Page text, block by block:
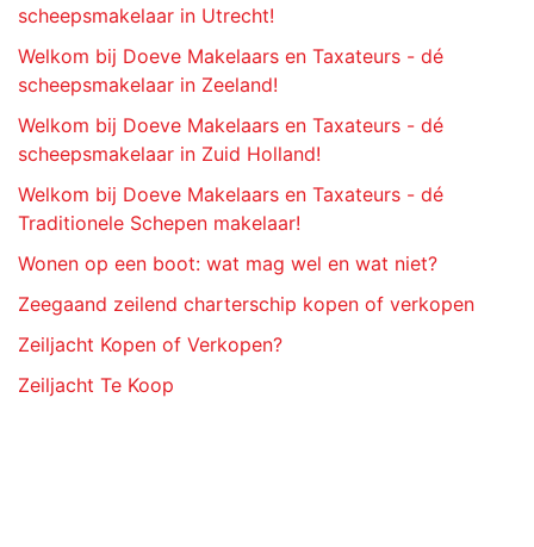
scheepsmakelaar in Utrecht!
Welkom bij Doeve Makelaars en Taxateurs - dé
scheepsmakelaar in Zeeland!
Welkom bij Doeve Makelaars en Taxateurs - dé
scheepsmakelaar in Zuid Holland!
Welkom bij Doeve Makelaars en Taxateurs - dé
Traditionele Schepen makelaar!
Wonen op een boot: wat mag wel en wat niet?
Zeegaand zeilend charterschip kopen of verkopen
Zeiljacht Kopen of Verkopen?
Zeiljacht Te Koop